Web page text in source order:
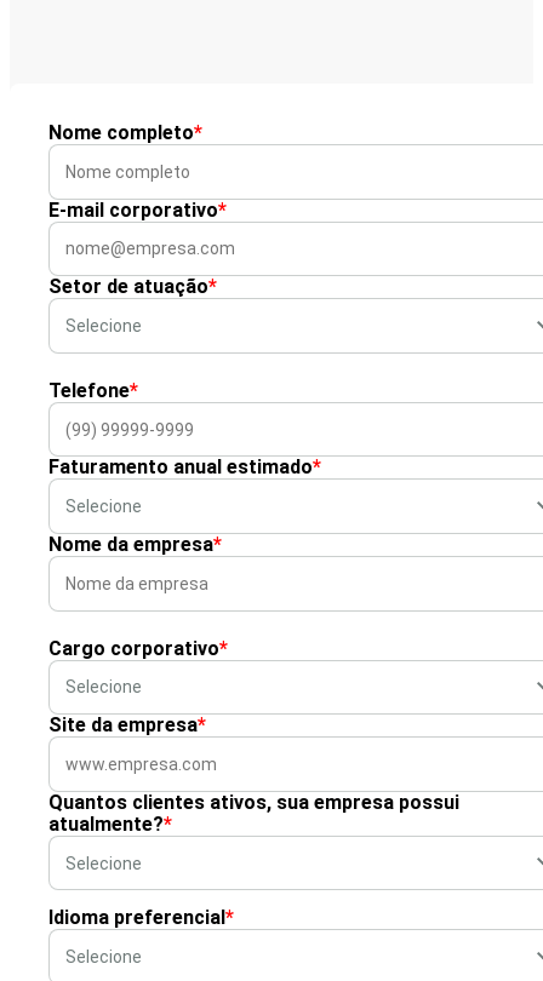
Nome completo*
E-mail corporativo*
Setor de atuação*
Telefone*
Faturamento anual estimado*
Nome da empresa*
Cargo corporativo*
Site da empresa*
Quantos clientes ativos, sua empresa possui
atualmente?*
Idioma preferencial *